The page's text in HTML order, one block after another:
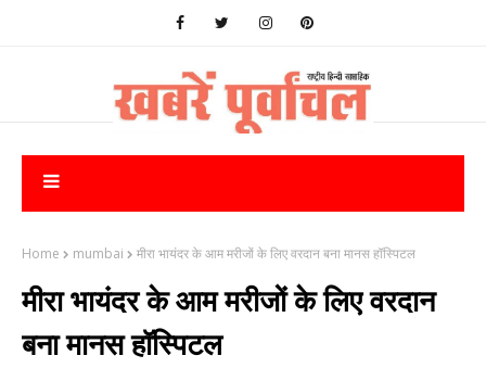
Home mumbai मीरा भायंदर के आम मरीजों के लिए वरदान बना मानस हॉस्पिटल
मीरा भायंदर के आम मरीजों के लिए वरदान
बना मानस हॉस्पिटल